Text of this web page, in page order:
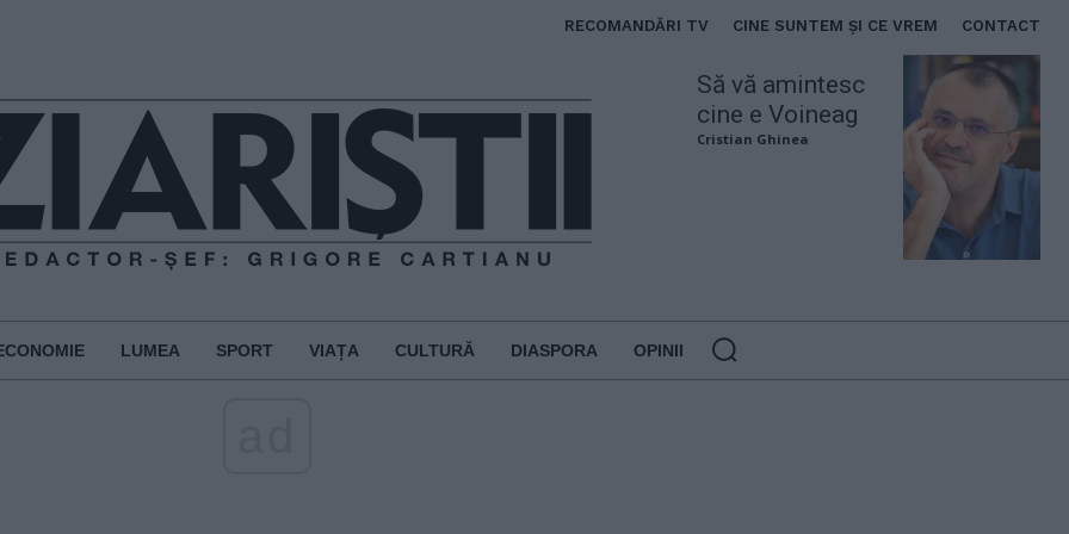
RECOMANDĂRI TV CINE SUNTEM ȘI CE VREM CONTACT
Să vă amintesc
cine e Voineag
Cristian Ghinea
LUMEA SPORT VIAȚA CULTURĂ DIASPORA OPINII